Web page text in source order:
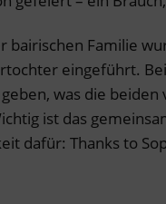
bairischen Familie
eingeführt.
was die
ist das
dafür: Thanks to